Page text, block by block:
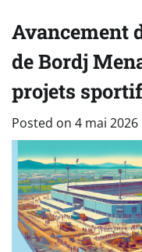
Avancement
de Bordj
projets
Posted on 4 mai 2026